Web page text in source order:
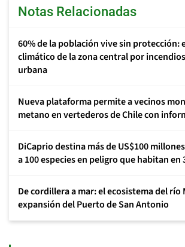
Notas Relacionadas
60% de la población vive sin protección:
climático de la zona central por
urbana
Nueva plataforma permite a vecinos
metano en vertederos de Chile con
DiCaprio destina más de US$100
a 100 especies en peligro que habitan en
De cordillera a mar: el ecosistema del río
expansión del Puerto de San Antonio